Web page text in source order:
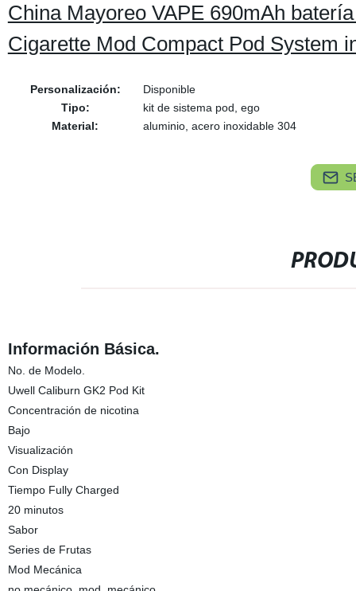
China Mayoreo VAPE 690mAh
Cigarette Mod Compact Pod System
Personalización:
Disponible
Tipo:
kit de sistema pod, ego
Material:
aluminio, acero inoxidable 304
Información Básica.
No. de Modelo.
Uwell Caliburn GK2 Pod Kit
Concentración de nicotina
Bajo
Visualización
Con Display
Tiempo Fully Charged
20 minutos
Sabor
Series de Frutas
Mod Mecánica